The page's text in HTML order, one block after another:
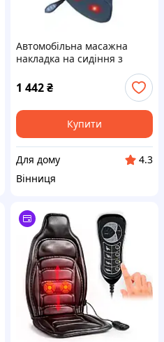
Автомобільна масажна
накладка на сидіння з
функцією обігріву, Масажер
сидячий для спини і
попереку 220В/12В
1 442₴
Купити
Для дому
4.3
Вінниця